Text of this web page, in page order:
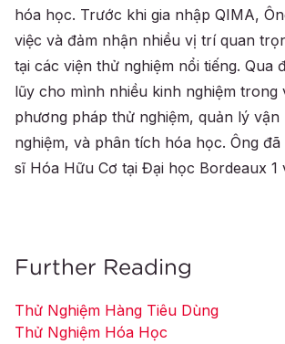
hóa học. Trước khi gia nhập QIMA,
việc và đảm nhận nhiều vị trí quan
tại các viện thử nghiệm nổi tiếng. Qua
lũy cho mình nhiều kinh nghiệm trong
phương pháp thử nghiệm, quản lý
nghiệm, và phân tích hóa học. Ông
sĩ Hóa Hữu Cơ tại Đại học Bordeaux 1
Further Reading
Thử Nghiệm Hàng Tiêu Dùng
Thử Nghiệm Hóa Học